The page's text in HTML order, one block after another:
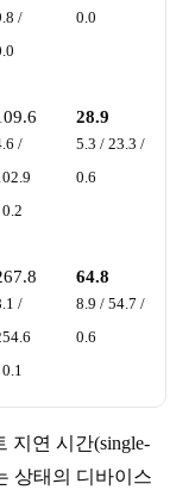
/
0.0
/
28.9
5.3 / 23.3 /
0.6
/
64.8
8.9 / 54.7 /
0.6
지연 시간(single-
상태의 디바이스